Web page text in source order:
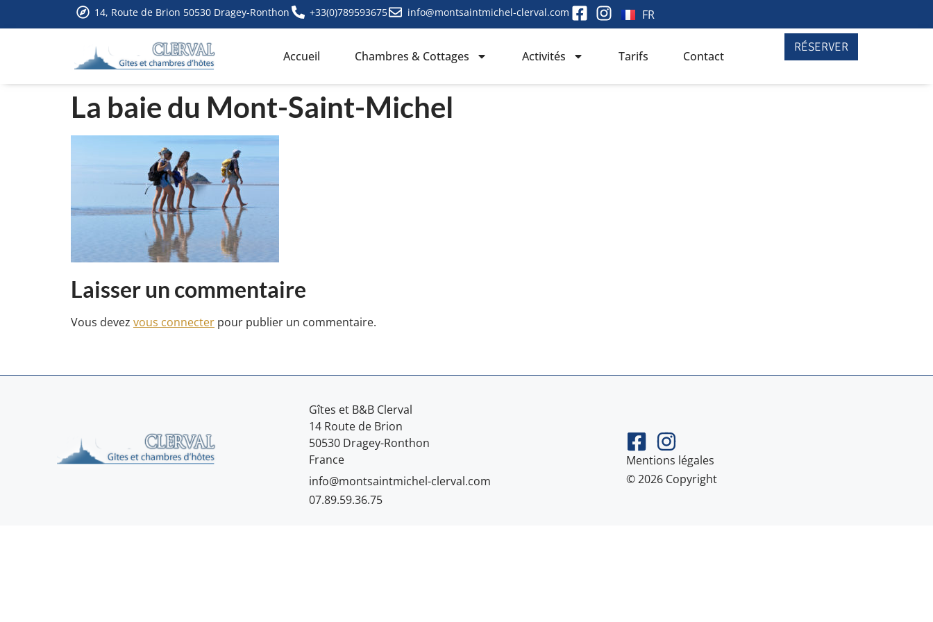
14, Route de Brion 50530 Dragey-Ronthon +33(0)789593675 info@montsaintmichel-clerval.com FR
Accueil Chambres & Cottages Activités Tarifs Contact
RÉSERVER
La baie du Mont-Saint-Michel
Laisser un commentaire
Vous devez vous connecter pour publier un commentaire.
Gîtes et B&B Clerval
14 Route de Brion
50530 Dragey-Ronthon
France
info@montsaintmichel-clerval.com
07.89.59.36.75
Mentions légales
© 2026 Copyright